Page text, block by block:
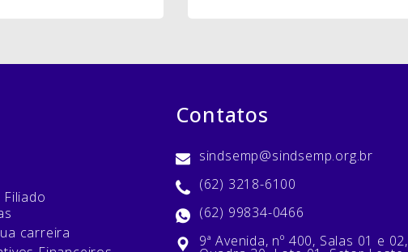
carreira
Contatos
sindsemp@sindsemp.org.br
(62) 3218-6100
(62) 99834-0466
9ª Avenida, nº 400, Salas 01 e 02,